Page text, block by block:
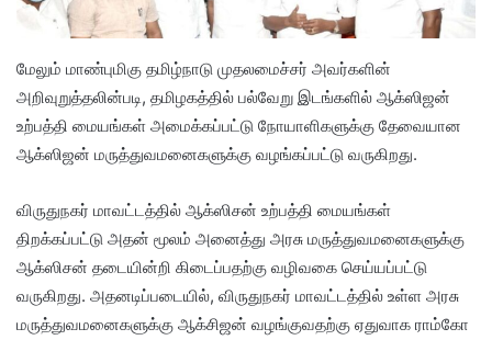
மேலும் மாண்புமிகு தமிழ்நாடு முதலமைச்சர் அவர்களின்
அறிவுறுத்தலின்படி, தமிழகத்தில் பல்வேறு இடங்களில் ஆக்ஸிஜன்
உற்பத்தி மையங்கள் அமைக்கப்பட்டு நோயாளிகளுக்கு தேவையான
ஆக்ஸிஜன் மருத்துவமனைகளுக்கு வழங்கப்பட்டு வருகிறது.
விருதுநகர் மாவட்டத்தில் ஆக்ஸிசன் உற்பத்தி மையங்கள்
திறக்கப்பட்டு அதன் மூலம் அனைத்து அரசு மருத்துவமனைகளுக்கு
ஆக்ஸிசன் தடையின்றி கிடைப்பதற்கு வழிவகை செய்யப்பட்டு
வருகிறது. அதனடிப்படையில், விருதுநகர் மாவட்டத்தில் உள்ள அரசு
மருத்துவமனைகளுக்கு ஆக்சிஜன் வழங்குவதற்கு ஏதுவாக ராம்கோ